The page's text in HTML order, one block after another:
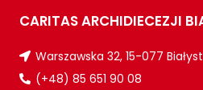
CARITAS ARCHIDIECEZJI
Warszawska 32, 15-077
(+48) 85 651 90 08